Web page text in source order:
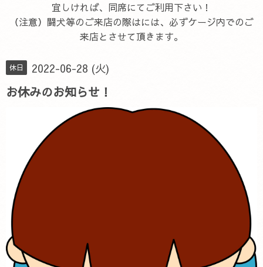
宜しければ、同席にてご利用下さい！
（注意）闘犬等のご来店の際はには、必ずケージ内でのご
来店とさせて頂きます。
休日 2022-06-28 (火)
お休みのお知らせ！